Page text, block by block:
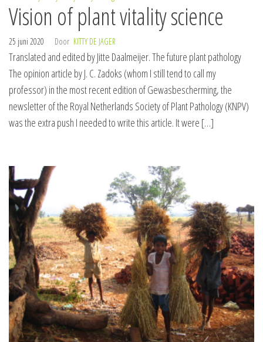
Vision of plant vitality science
25 juni 2020 Door KITTY DE JAGER
Translated and edited by Jitte Daalmeijer. The future plant pathology
The opinion article by J. C. Zadoks (whom I still tend to call my
professor) in the most recent edition of Gewasbescherming, the
newsletter of the Royal Netherlands Society of Plant Pathology (KNPV)
was the extra push I needed to write this article. It were […]